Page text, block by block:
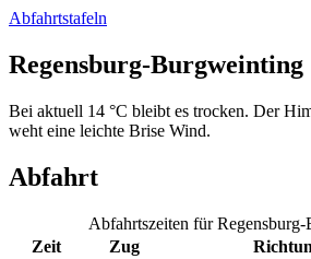
Abfahrtstafeln
Regensburg-Burgweinting
Bei aktuell 14 °C bleibt es trocken. Der
weht eine leichte Brise Wind.
Abfahrt
Abfahrtszeiten für
Zeit
Zug